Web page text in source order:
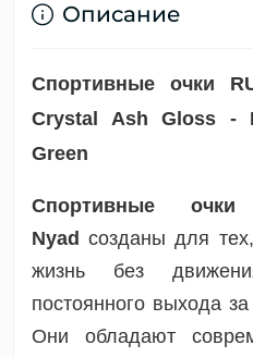
Описание
Спортивные очки
Crystal Ash Gloss -
Green
Спортивные очки
Nyad созданы для
жизнь без
постоянного выхода
Они обладают